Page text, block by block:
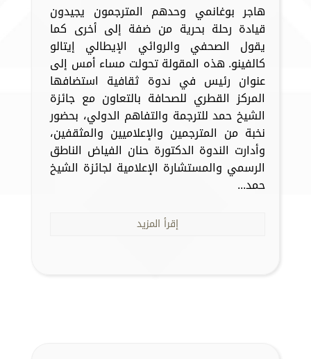
هاجر بوغانمي وحدهم المترجمون يجيدون
قيادة رحلة بحرية من ضفة إلى أخرى كما
يقول الصحفي والروائي الإيطالي إيتالو
كالفينو. هذه المقولة تحولت مساء أمس إلى
عنوان رئيس في ندوة ثقافية استضافها
المركز القطري للصحافة بالتعاون مع جائزة
الشيخ حمد للترجمة والتفاهم الدولي، بحضور
نخبة من المترجمين والإعلاميين والمثقفين،
وأدارت الندوة الدكتورة حنان الفياض الناطق
الرسمي والمستشارة الإعلامية لجائزة الشيخ
حمد...
إقرأ المزيد